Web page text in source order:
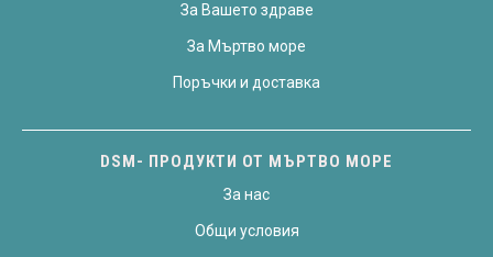
За Вашето здраве
За Мъртво море
Поръчки и доставка
DSM- ПРОДУКТИ ОТ МЪРТВО МОРЕ
За нас
Общи условия